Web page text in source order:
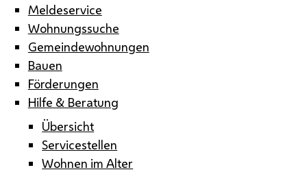
Meldeservice
Wohnungssuche
Gemeindewohnungen
Bauen
Förderungen
Hilfe & Beratung
Übersicht
Servicestellen
Wohnen im Alter